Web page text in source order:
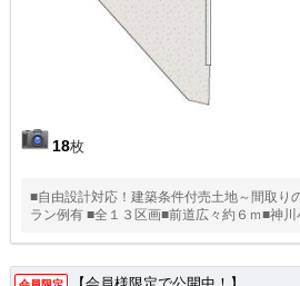
18枚
■自由設計対応！建築条件付売土地～間取り
ラン例有 ■全１３区画■前道広々約６ｍ■神川